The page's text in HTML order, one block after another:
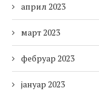
април 2023
март 2023
фебруар 2023
јануар 2023